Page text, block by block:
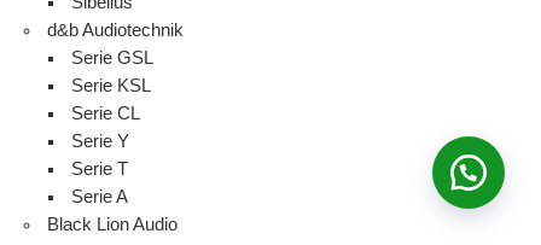
d&b Audiotechnik
Serie GSL
Serie KSL
Serie CL
Serie Y
Serie T
Serie A
Black Lion Audio